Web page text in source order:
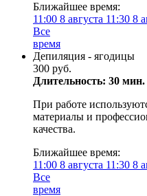
Ближайшее время:
11:00 8 августа 11:30 8
Все
время
Депиляция - ягодицы
300 руб.
Длительность: 30 мин.
При работе
материалы и
качества.
Ближайшее время:
11:00 8 августа 11:30 8
Все
время